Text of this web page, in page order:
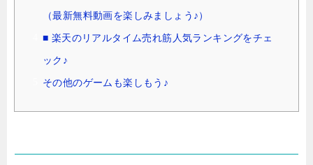
（最新無料動画を楽しみましょう♪）
■ 楽天のリアルタイム売れ筋人気ランキングをチェ
ック♪
その他のゲームも楽しもう♪